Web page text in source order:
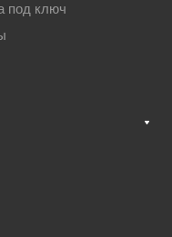
под ключ